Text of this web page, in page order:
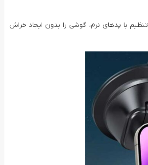
با پدهای نرم، گوشی را بدون ایجاد خراش